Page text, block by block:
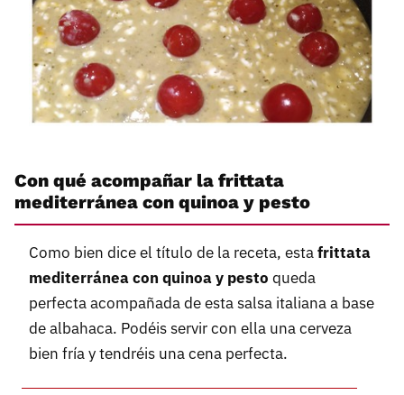
Con qué acompañar la frittata
mediterránea con quinoa y pesto
Como bien dice el título de la receta, estafrittata
mediterránea con quinoa y pesto queda
perfecta acompañada de esta salsa italiana a base
de albahaca. Podéis servir con ella una cerveza
bien fría y tendréis una cena perfecta.